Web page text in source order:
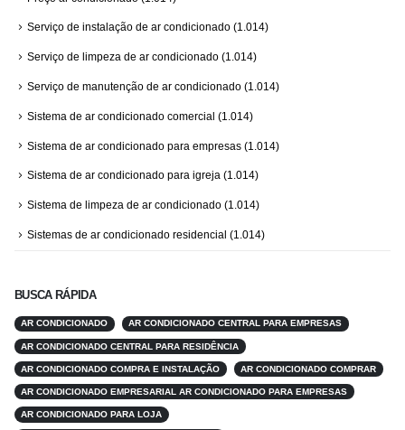
Serviço de instalação de ar condicionado (1.014)
Serviço de limpeza de ar condicionado (1.014)
Serviço de manutenção de ar condicionado (1.014)
Sistema de ar condicionado comercial (1.014)
Sistema de ar condicionado para empresas (1.014)
Sistema de ar condicionado para igreja (1.014)
Sistema de limpeza de ar condicionado (1.014)
Sistemas de ar condicionado residencial (1.014)
BUSCA RÁPIDA
AR CONDICIONADO AR CONDICIONADO CENTRAL PARA EMPRESAS
AR CONDICIONADO CENTRAL PARA RESIDÊNCIA
AR CONDICIONADO COMPRA E INSTALAÇÃO AR CONDICIONADO COMPRAR
AR CONDICIONADO EMPRESARIAL AR CONDICIONADO PARA EMPRESAS
AR CONDICIONADO PARA LOJA